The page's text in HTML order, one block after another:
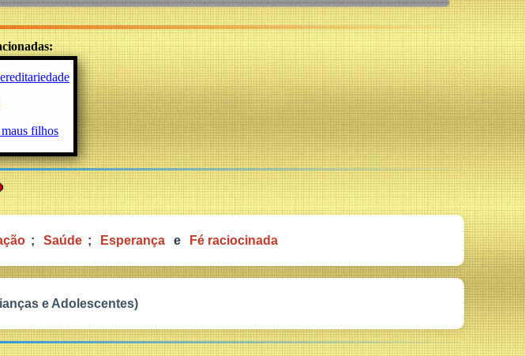
filhos
; Saúde ; Esperança e Fé raciocinada
e Adolescentes)